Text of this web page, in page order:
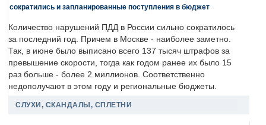
сократились и запланированные поступления в бюджет
Количество нарушений ПДД в России сильно сократилось
за последний год. Причем в Москве - наиболее заметно.
Так, в июне было выписано всего 137 тысяч штрафов за
превышение скорости, тогда как годом ранее их было 15
раз больше - более 2 миллионов. Соответственно
недополучают в этом году и региональные бюджеты.
СЛУХИ, СКАНДАЛЫ, СПЛЕТНИ